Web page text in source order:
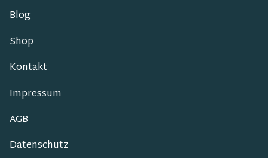
Blog
Shop
Kontakt
Impressum
AGB
Datenschutz